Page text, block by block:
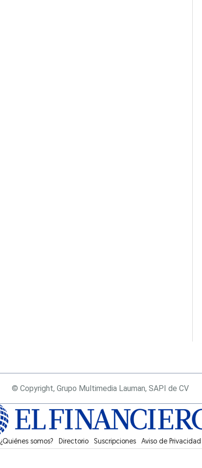
© Copyright, Grupo Multimedia Lauman, SAPI de CV
¿Quiénes somos? Directorio SuscripcionesOpens in new window
Aviso de Privacidad